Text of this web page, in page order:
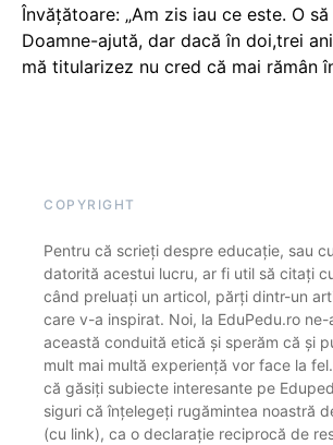
Învățătoare: „Am zis iau ce este. O
Doamne-ajută, dar dacă în doi,trei
mă titularizez nu cred că mai rămân
COPYRIGHT
Pentru că scrieți despre educație, sau
datorită acestui lucru, ar fi util să citați
când preluați un articol, părți dintr-un
care v-a inspirat. Noi, la EduPedu.ro ne-
această conduită etică și sperăm că și
mult mai multă experiență vor face la
că găsiți subiecte interesante pe
siguri că înțelegeți rugămintea noastră
(cu link), ca o declarație reciprocă de